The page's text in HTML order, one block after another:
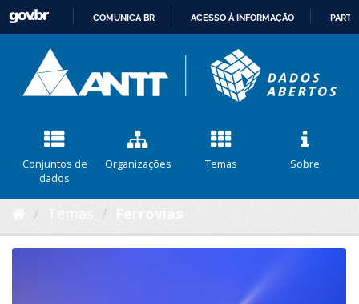
CONTEÚDO
COMUNICA BR ACESSO À INFORMAÇÃO
Conjuntos de
dados
Organizações Temas Sobre